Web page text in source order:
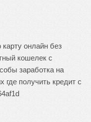
онлайн без
кошелек с
заработка на
где получить кредит с